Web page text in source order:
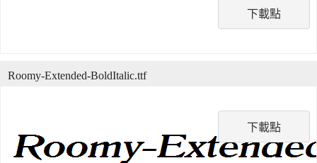
下載點
下載點
Roomy-Extended-BoldItalic.ttf